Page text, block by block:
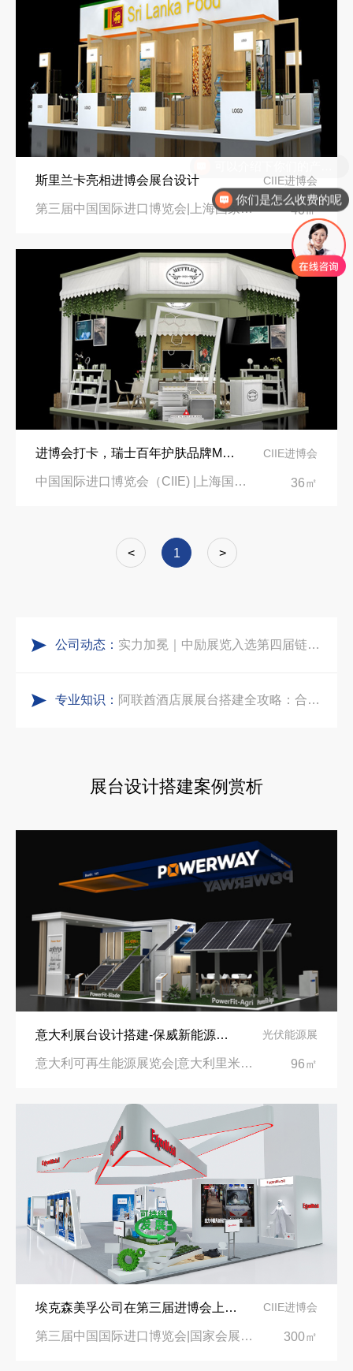
斯里兰卡亮相进博会展台设计 CIIE进博会
第三届中国国际进口博览会|上海国家会展中心 40㎡
进博会打卡，瑞士百年护肤品牌Mettler1929展台搭建 CIIE进博会
中国国际进口博览会（CIIE) |上海国家会展中心 36㎡
< 1 >
公司动态：
再获殊荣！中励展览荣获世界制药原料中国展可持续金奖
看得见的品质：人民网对中励展览的采访报道
进博会倒计时5天！中励展览奋斗在进博会开幕式之前！
粽情端午，展梦申城
食味欢聚，聚力同行｜中励展览员工海鲜自助聚餐圆满落幕
再获殊荣！中励展览荣获世界制药原料中国展可持续金奖
看得见的品质：人民网对中励展览的采访报道
专业知识：
沙特阿拉伯跨境氢能展全流程展台验收现场｜避坑验收指南
拓展新市场：不得不学的境外展览会参展指南
公司国外参展总结报告参考模板范文
乌兹别克斯坦展会搭建服务厂家怎么选？避开行业乱象，实地工厂服务商才是参展标配
阿联酋酒店展展台搭建全攻略：合规落地、吸客转化、避坑实操指南
沙特阿拉伯跨境氢能展全流程展台验收现场｜避坑验收指南
展台设计搭建案例赏析
意大利展台设计搭建-保威新能源在意大利里米尼会展中心推出最新产品-中励展览设计策划公司 光伏能源展
意大利可再生能源展览会|意大利里米尼会展中心 96㎡
埃克森美孚公司在第三届进博会上展示非凡的展台搭建设计 CIIE进博会
第三届中国国际进口博览会|国家会展中心 300㎡
你们是怎么收费的呢